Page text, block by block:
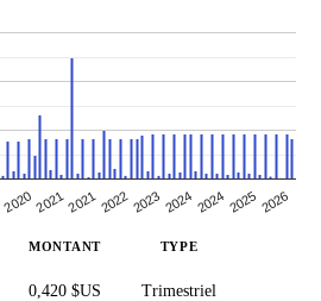
202020212021202220232024 2024 2025 2026
MONTANT TYPE
0,420 $US Trimestriel